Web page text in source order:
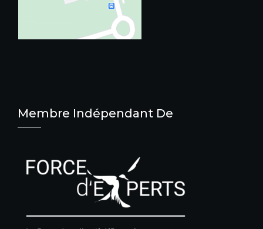
Membre Indépendant De